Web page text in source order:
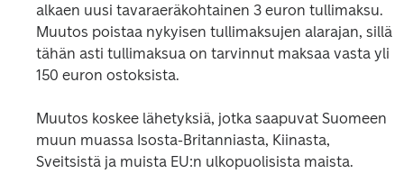
alkaen uusi tavaraeräkohtainen 3 euron tullimaksu.
Muutos poistaa nykyisen tullimaksujen alarajan, sillä
tähän asti tullimaksua on tarvinnut maksaa vasta yli
150 euron ostoksista.
Muutos koskee lähetyksiä, jotka saapuvat Suomeen
muun muassa Isosta-Britanniasta, Kiinasta,
Sveitsistä ja muista EU:n ulkopuolisista maista.